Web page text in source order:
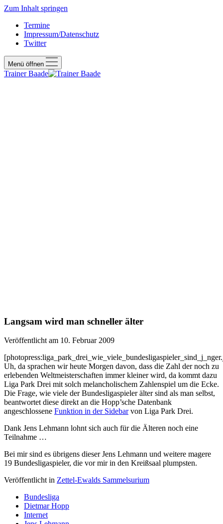
Zum Inhalt springen
Termine
Impressum/Datenschutz
Twitter
Menü öffnen
Trainer Baade
Langsam wird man schneller älter
Veröffentlicht am 10. Februar 2009
Uh, da sprachen wir heute Morgen davon, dass die Zahl der noch zu
erlebenden Weltmeisterschaften immer kleiner wird, da kommt dazu
Liga Park Drei mit solch melancholischem Zahlenspiel um die Ecke.
Die Frage, wie viele der Bundesligaspieler älter sind als man selbst,
beantwortet diese direkt an die Hopp’sche Datenbank
angeschlossene Funktion in der Sidebarvon Liga Park Drei.
Dank Jens Lehmann lohnt sich auch für die Älteren noch eine
Teilnahme …
Bei mir sind es übrigens dieser Jens Lehmann und weitere magere
19 Bundesligaspieler, die vor mir in den Kreißsaal plumpsten.
Veröffentlicht in Zettel-Ewalds Sammelsurium
Bundesliga
Dietmar Hopp
Internet